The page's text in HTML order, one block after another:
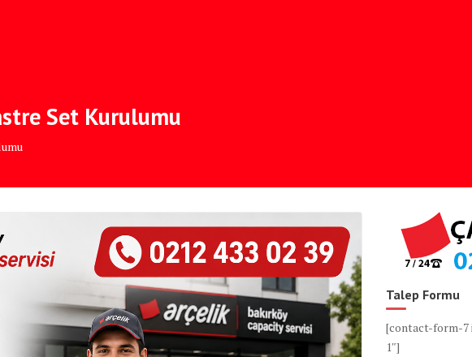
Set Kurulumu
Talep Formu
[contact-form-7
1″]